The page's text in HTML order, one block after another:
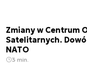
Zmiany w Centrum
Satelitarnych.
NATO
3 min.